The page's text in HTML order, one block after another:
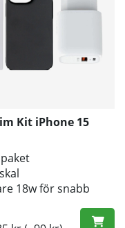
Kit iPhone 15
18w för snabb